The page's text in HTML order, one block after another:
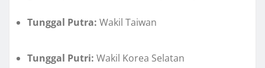
Tunggal Putra: Wakil Taiwan
Tunggal Putri: Wakil Korea Selatan